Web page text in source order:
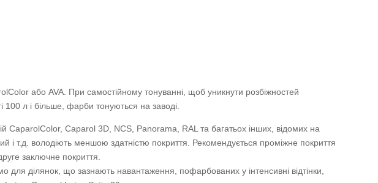
або AVA. При самостійному тонуванні, щоб уникнути розбіжностей
100 л і більше, фарби тонуються на заводі.
CaparolColor, Caparol 3D, NCS, Panorama, RAL та багатьох інших, відомих на
і т.д. володіють меншою здатністю покриття. Рекомендується проміжне покриття
заключне покриття.
ділянок, що зазнають навантаження, пофарбованих у інтенсивні відтінки,